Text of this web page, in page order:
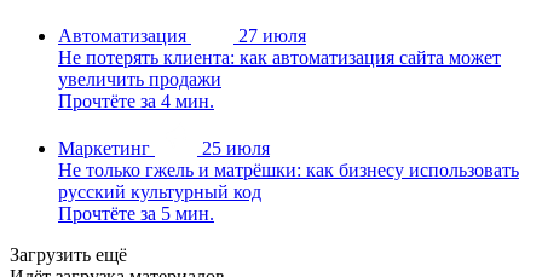
Автоматизация
27 июля
Не потерять клиента: как автоматизация сайта может
увеличить продажи
Прочтёте за 4 мин.
Маркетинг
25 июля
Не только гжель и матрёшки: как бизнесу использовать
русский культурный код
Прочтёте за 5 мин.
Загрузить ещё